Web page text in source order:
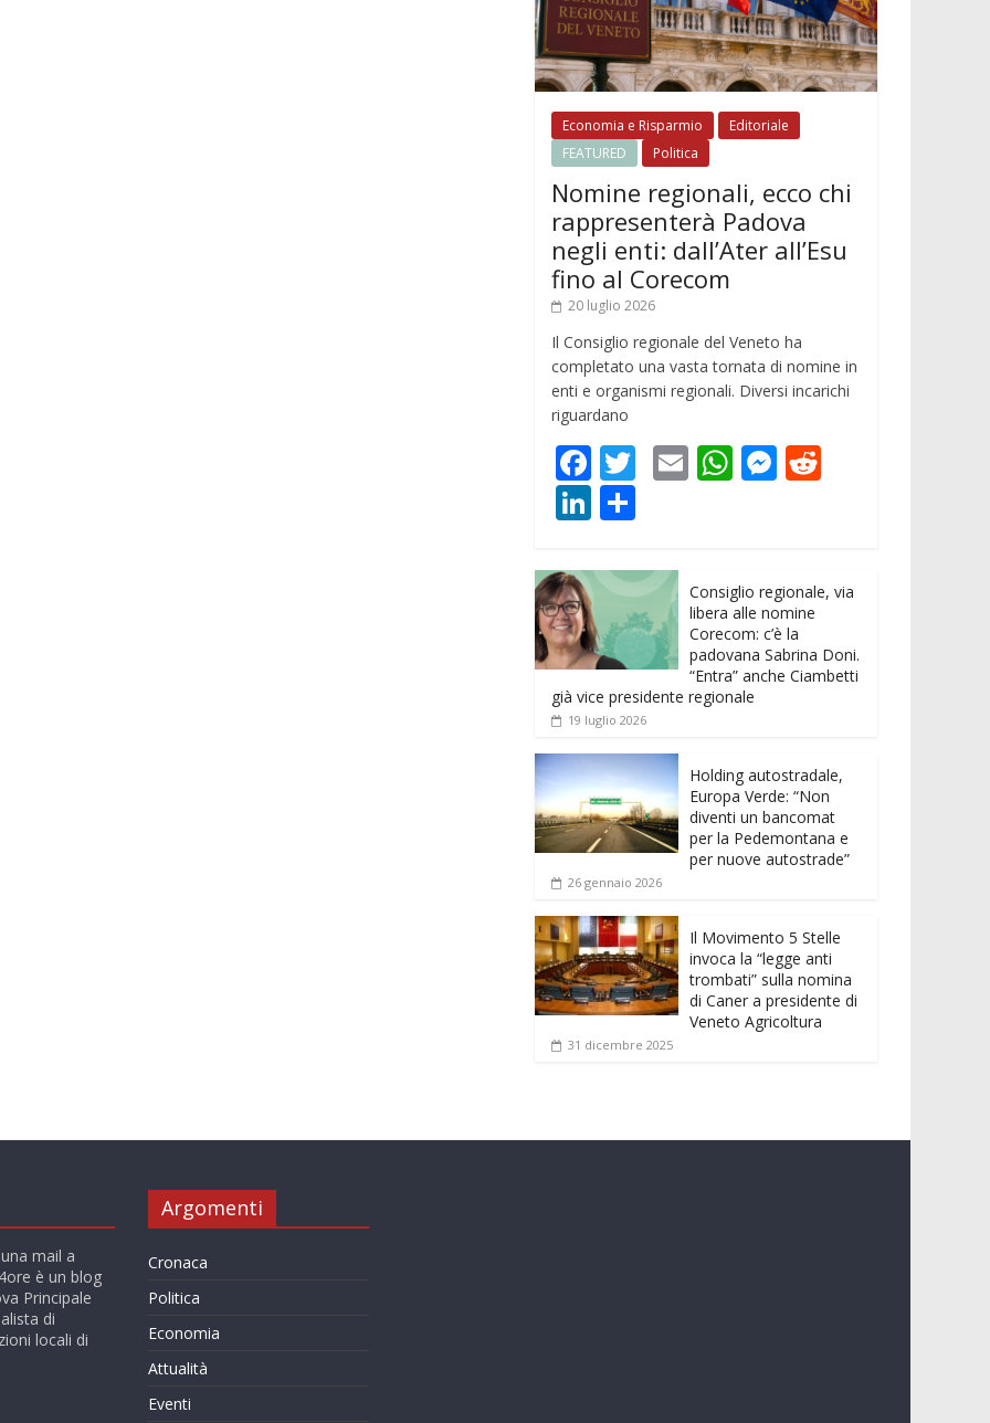
Economia e Risparmio
Editoriale
FEATURED
Politica
Nomine regionali, ecco chi
rappresenterà Padova
negli enti: dall’Ater all’Esu
fino al Corecom
20 luglio 2026
Il Consiglio regionale del Veneto ha
completato una vasta tornata di nomine in
enti e organismi regionali. Diversi incarichi
riguardano
F
ac
e
b
o
o
k
T
er
E W
A
p
p
M
n
g
er
t
Li
k
e
dI
n
n
di
vi
di
Consiglio regionale, via
libera alle nomine
Corecom: c’è la
padovana Sabrina Doni.
“Entra” anche Ciambetti
già vice presidente regionale
19 luglio 2026
Holding autostradale,
Europa Verde: “Non
diventi un bancomat
per la Pedemontana e
per nuove autostrade”
26 gennaio 2026
Il Movimento 5 Stelle
invoca la “legge anti
trombati” sulla nomina
di Caner a presidente di
Veneto Agricoltura
31 dicembre 2025
mail a
è un blog
Principale
di
locali di
Argomenti
Cronaca
Politica
Economia
Attualità
Eventi